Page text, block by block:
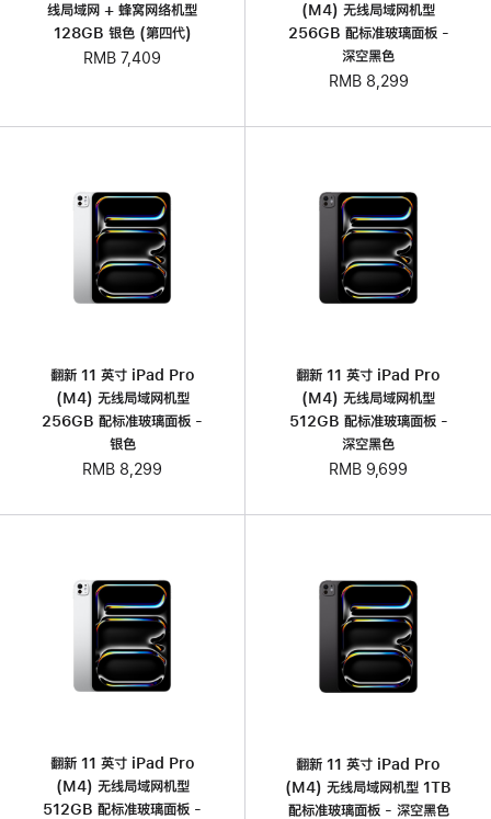
线局域网 + 蜂窝网络机型
128GB 银色 (第四代)
RMB 7,409
(M4) 无线局域网机型
256GB 配标准玻璃面板 -
深空黑色
RMB 8,299
翻新 11 英寸 iPad Pro
(M4) 无线局域网机型
256GB 配标准玻璃面板 -
银色
RMB 8,299
翻新 11 英寸 iPad Pro
(M4) 无线局域网机型
512GB 配标准玻璃面板 -
深空黑色
RMB 9,699
翻新 11 英寸 iPad Pro
(M4) 无线局域网机型
512GB 配标准玻璃面板 -
翻新 11 英寸 iPad Pro
(M4) 无线局域网机型 1TB
配标准玻璃面板 - 深空黑色